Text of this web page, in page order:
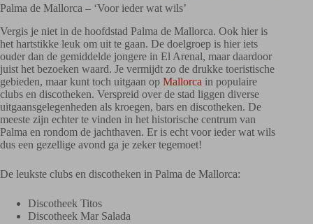
Palma de Mallorca – ‘Voor ieder wat wils’
Vergis je niet in de hoofdstad Palma de Mallorca. Ook hier is
het hartstikke leuk om uit te gaan. De doelgroep is hier iets
ouder dan de gemiddelde jongere in El Arenal, maar daardoor
juist het bezoeken waard. Je vermijdt zo de drukke toeristische
gebieden, maar kunt toch uitgaan op Mallorca in populaire
clubs en discotheken. Verspreid over de stad liggen diverse
uitgaansgelegenheden als kroegen, bars en discotheken. De
meeste zijn echter te vinden in het historische centrum van
Palma en rondom de jachthaven. Er is echt voor ieder wat wils
dus een gezellige avond ga je zeker tegemoet!
De leukste clubs en discotheken in Palma de Mallorca:
Discotheek Titos
Discotheek Mar Salada